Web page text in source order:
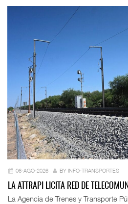
06-AGO-2026 BY INFO-TRANSPORTES
LA ATTRAPI LICITA RED DE
La Agencia de Trenes y Transporte